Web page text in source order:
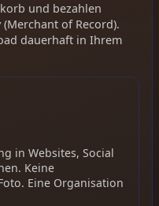
und bezahlen
of Record).
dauerhaft in Ihrem
in Websites, Social
Keine
Eine Organisation